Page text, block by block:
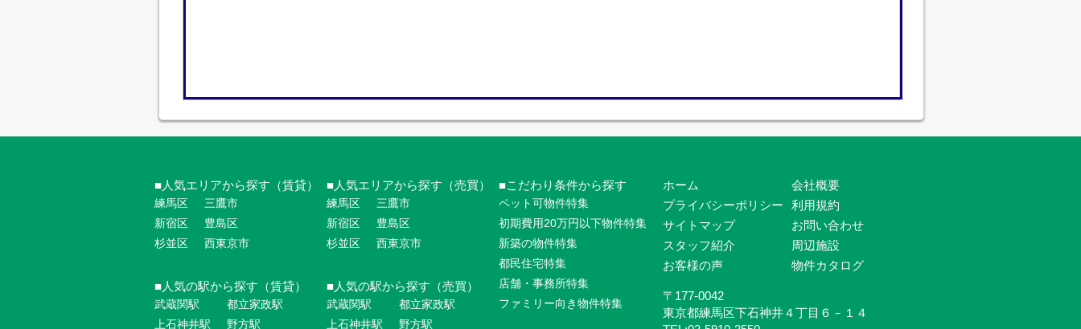
人気エリアから探す（賃貸）
練馬区
新宿区
杉並区
三鷹市
豊島区
西東京市
人気の駅から探す（賃貸）
武蔵関駅
上石神井駅
都立家政駅
野方駅
人気エリアから探す（売買）
練馬区
新宿区
杉並区
三鷹市
豊島区
西東京市
人気の駅から探す（売買）
武蔵関駅
上石神井駅
都立家政駅
野方駅
こだわり条件から探す
ペット可物件特集
初期費用20万円以下物件特集
新築の物件特集
都民住宅特集
店舗・事務所特集
ファミリー向き物件特集
ホーム
会社概要
プライバシーポリシー
利用規約
サイトマップ
お問い合わせ
スタッフ紹介
周辺施設
お客様の声
物件カタログ
〒177-0042
東京都練馬区下石神井４丁目６－１４